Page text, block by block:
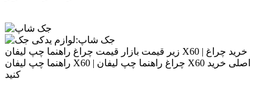
زیر قیمت بازار قیمت چراغ راهنما چپ لیفان X60 | خرید چراغ
راهنما چپ لیفان X60 | چراغ راهنما چپ لیفان X60 اصلی خرید
کنید